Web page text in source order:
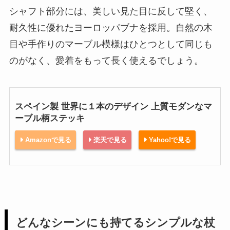
シャフト部分には、美しい見た目に反して堅く、
耐久性に優れたヨーロッパブナを採用。自然の木
目や手作りのマーブル模様はひとつとして同じも
のがなく、愛着をもって長く使えるでしょう。
スペイン製 世界に１本のデザイン 上質モダンなマ
ーブル柄ステッキ
Amazonで見る 楽天で見る Yahoo!で見る
どんなシーンにも持てるシンプルな杖